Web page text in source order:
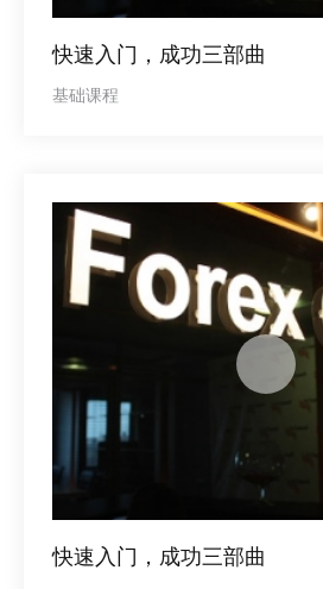
快速入门，成功三部曲
基础课程
快速入门，成功三部曲